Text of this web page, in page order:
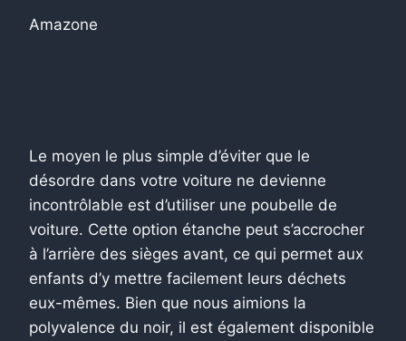
Amazone
Le moyen le plus simple d’éviter que le
désordre dans votre voiture ne devienne
incontrôlable est d’utiliser une poubelle de
voiture. Cette option étanche peut s’accrocher
à l’arrière des sièges avant, ce qui permet aux
enfants d’y mettre facilement leurs déchets
eux-mêmes. Bien que nous aimions la
polyvalence du noir, il est également disponible